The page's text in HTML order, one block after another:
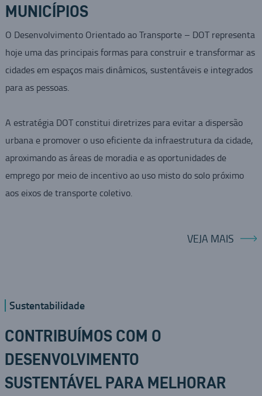
MUNICÍPIOS
O Desenvolvimento Orientado ao Transporte – DOT representa
hoje uma das principais formas para construir e transformar as
cidades em espaços mais dinâmicos, sustentáveis e integrados
para as pessoas.
A estratégia DOT constitui diretrizes para evitar a dispersão
urbana e promover o uso eficiente da infraestrutura da cidade,
aproximando as áreas de moradia e as oportunidades de
emprego por meio de incentivo ao uso misto do solo próximo
aos eixos de transporte coletivo.
VEJA MAIS
Sustentabilidade
CONTRIBUÍMOS COM O
DESENVOLVIMENTO
SUSTENTÁVEL PARA MELHORAR